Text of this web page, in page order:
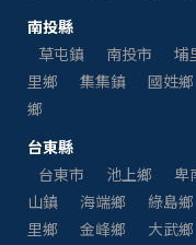
南投縣
草屯鎮
南投市 埔
里鄉
集集鎮 國姓鄉
鄉
台東縣
台東市
池上鄉 卑
山鎮
海端鄉 綠島鄉
里鄉
金峰鄉 大武鄉